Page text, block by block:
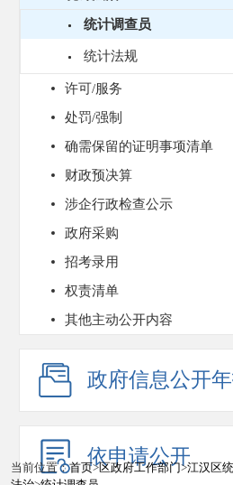
统计调查员
统计法规
许可/服务
处罚/强制
确需保留的证明事项清单
财政预决算
涉企行政检查公示
政府采购
招考录用
权责清单
其他主动公开内容
政府信息公开
依申请公开
当前位置：首页>区政府工作部门>江汉区